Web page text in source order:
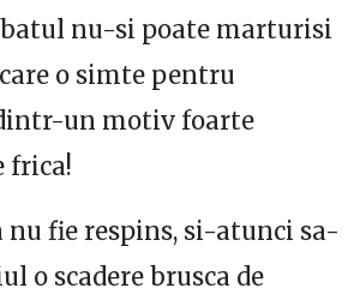
nu-si poate marturisi
o simte pentru
un motiv foarte
frica!
nu fie respins, si-atunci sa-
o scadere brusca de